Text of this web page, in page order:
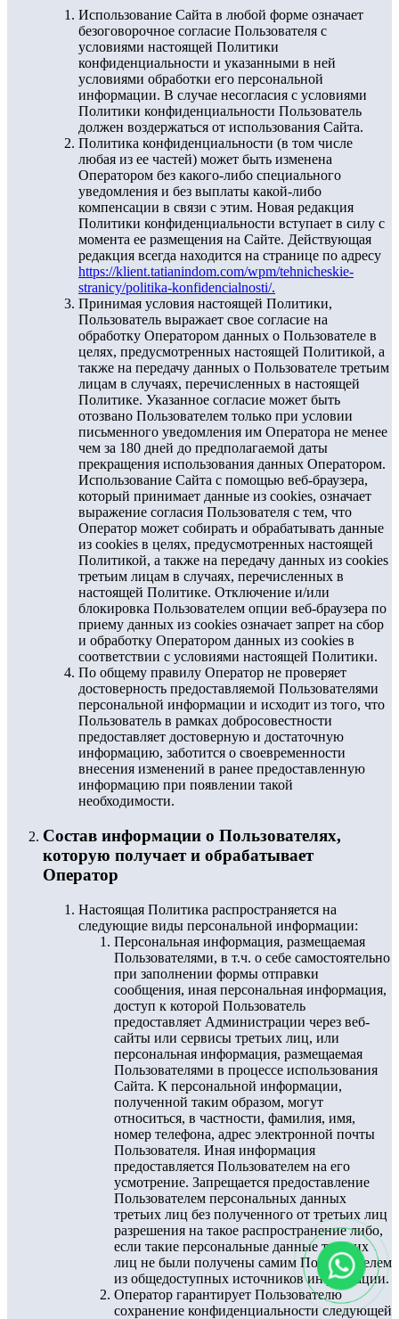
Использование Сайта в любой форме означает
безоговорочное согласие Пользователя с
условиями настоящей Политики
конфиденциальности и указанными в ней
условиями обработки его персональной
информации. В случае несогласия с условиями
Политики конфиденциальности Пользователь
должен воздержаться от использования Сайта.
Политика конфиденциальности (в том числе
любая из ее частей) может быть изменена
Оператором без какого-либо специального
уведомления и без выплаты какой-либо
компенсации в связи с этим. Новая редакция
Политики конфиденциальности вступает в силу с
момента ее размещения на Сайте. Действующая
редакция всегда находится на странице по адресу
https://klient.tatianindom.com/wpm/tehnicheskie-
stranicy/politika-konfidencialnosti/.
Принимая условия настоящей Политики,
Пользователь выражает свое согласие на
обработку Оператором данных о Пользователе в
целях, предусмотренных настоящей Политикой, а
также на передачу данных о Пользователе третьим
лицам в случаях, перечисленных в настоящей
Политике. Указанное согласие может быть
отозвано Пользователем только при условии
письменного уведомления им Оператора не менее
чем за 180 дней до предполагаемой даты
прекращения использования данных Оператором.
Использование Сайта с помощью веб-браузера,
который принимает данные из cookies, означает
выражение согласия Пользователя с тем, что
Оператор может собирать и обрабатывать данные
из cookies в целях, предусмотренных настоящей
Политикой, а также на передачу данных из cookies
третьим лицам в случаях, перечисленных в
настоящей Политике. Отключение и/или
блокировка Пользователем опции веб-браузера по
приему данных из cookies означает запрет на сбор
и обработку Оператором данных из cookies в
соответствии с условиями настоящей Политики.
По общему правилу Оператор не проверяет
достоверность предоставляемой Пользователями
персональной информации и исходит из того, что
Пользователь в рамках добросовестности
предоставляет достоверную и достаточную
информацию, заботится о своевременности
внесения изменений в ранее предоставленную
информацию при появлении такой
необходимости.
Состав информации о Пользователях,
которую получает и обрабатывает
Оператор
Настоящая Политика распространяется на
следующие виды персональной информации:
Персональная информация, размещаемая
Пользователями, в т.ч. о себе самостоятельно
при заполнении формы отправки
сообщения, иная персональная информация,
доступ к которой Пользователь
предоставляет Администрации через веб-
сайты или сервисы третьих лиц, или
персональная информация, размещаемая
Пользователями в процессе использования
Сайта. К персональной информации,
полученной таким образом, могут
относиться, в частности, фамилия, имя,
номер телефона, адрес электронной почты
Пользователя. Иная информация
предоставляется Пользователем на его
усмотрение. Запрещается предоставление
Пользователем персональных данных
третьих лиц без полученного от третьих лиц
разрешения на такое распространение либо,
если такие персональные данные третьих
лиц не были получены самим Пользователем
из общедоступных источников информации.
Оператор гарантирует Пользователю
сохранение конфиденциальности следующей